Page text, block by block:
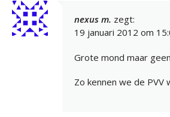
nexus m. zegt:
19 januari 2012 om
Grote mond maar
Zo kennen we de PVV